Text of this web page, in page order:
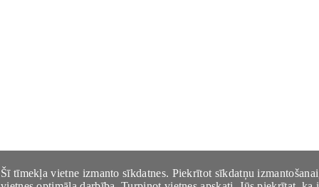
Šī tīmekļa vietne izmanto sīkdatnes. Piekrītot sīkdatņu